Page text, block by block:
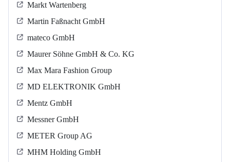
Markt Wartenberg
Martin Faßnacht GmbH
mateco GmbH
Maurer Söhne GmbH & Co. KG
Max Mara Fashion Group
MD ELEKTRONIK GmbH
Mentz GmbH
Messner GmbH
METER Group AG
MHM Holding GmbH